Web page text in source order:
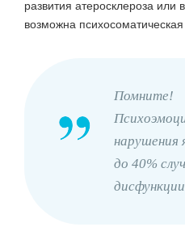
развития атеросклероза или
возможна психосоматическая
Помните!
нарушения
до 40%